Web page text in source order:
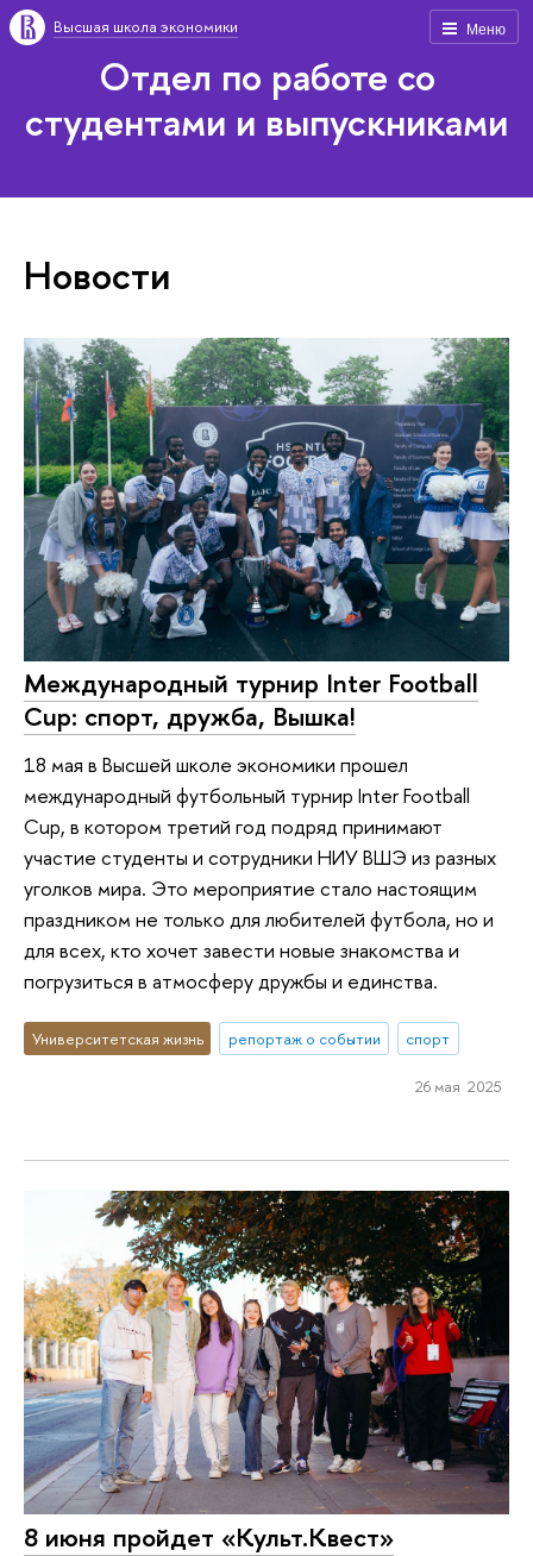
Меню
Высшая школа экономики
Отдел по работе со
студентами и выпускниками
Новости
Международный турнир Inter Football
Cup: спорт, дружба, Вышка!
18 мая в Высшей школе экономики прошел
международный футбольный турнир Inter Football
Cup, в котором третий год подряд принимают
участие студенты и сотрудники НИУ ВШЭ из разных
уголков мира. Это мероприятие стало настоящим
праздником не только для любителей футбола, но и
для всех, кто хочет завести новые знакомства и
погрузиться в атмосферу дружбы и единства.
Университетская жизнь репортаж о событии спорт
26 мая 2025
8 июня пройдет «Культ.Квест»